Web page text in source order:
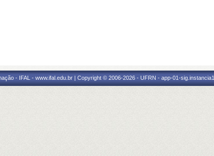
- IFAL - www.ifal.edu.br | Copyright © 2006-2026 - UFRN - app-01-sig.instancia1